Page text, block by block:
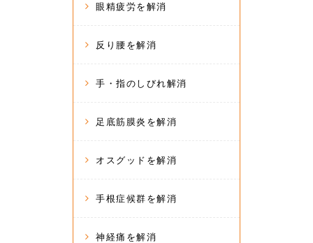
眼精疲労を解消
反り腰を解消
手・指のしびれ解消
足底筋膜炎を解消
オスグッドを解消
手根症候群を解消
神経痛を解消